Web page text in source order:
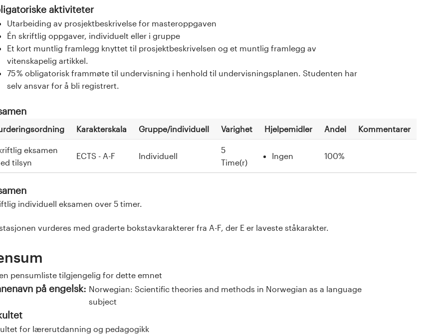
aktiviteter
Utarbeiding av prosjektbeskrivelse for masteroppgaven
Én skriftlig oppgaver, individuelt eller i gruppe
Et kort muntlig framlegg knyttet til prosjektbeskrivelsen og et muntlig framlegg av
vitenskapelig artikkel.
75 % obligatorisk frammøte til undervisning i henhold til undervisningsplanen. Studenten har
selv ansvar for å bli registrert.
Karakterskala Gruppe/individuell Varighet Hjelpemidler Andel Kommentarer
eksamen
tilsyn
ECTS - A-F Individuell
5
Time(r)
Ingen 100%
individuell eksamen over 5 timer.
vurderes med graderte bokstavkarakterer fra A-F, der E er laveste ståkarakter.
pensumliste tilgjengelig for dette emnet
på engelsk: Norwegian: Scientific theories and methods in Norwegian as a language
subject
for lærerutdanning og pedagogikk